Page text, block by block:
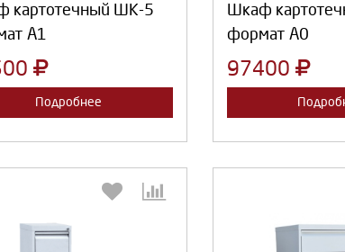
картотечный ШК-5
А1
Подробнее
Шкаф
формат А0
97400